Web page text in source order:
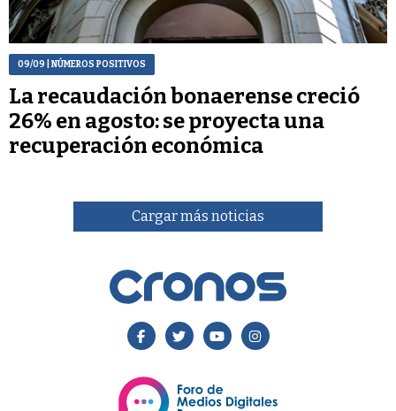
09/09 | NÚMEROS POSITIVOS
La recaudación bonaerense creció
26% en agosto: se proyecta una
recuperación económica
Cargar más noticias